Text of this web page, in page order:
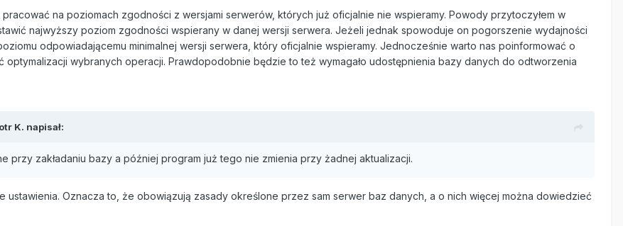
na poziomach zgodności z wersjami serwerów, których już oficjalnie nie wspieramy. Powody przytoczyłem w
najwyższy poziom zgodności wspierany w danej wersji serwera. Jeżeli jednak spowoduje on pogorszenie wydajności
odpowiadającemu minimalnej wersji serwera, który oficjalnie wspieramy. Jednocześnie warto nas poinformować o
optymalizacji wybranych operacji. Prawdopodobnie będzie to też wymagało udostępnienia bazy danych do odtworzenia
K. napisał:
przy zakładaniu bazy a później program już tego nie zmienia przy żadnej aktualizacji.
ustawienia. Oznacza to, że obowiązują zasady określone przez sam serwer baz danych, a o nich więcej można dowiedzieć